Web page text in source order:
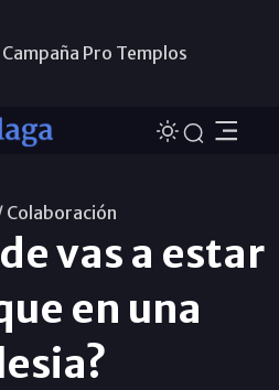
Pro Templos
Colaboración
vas a estar
en una